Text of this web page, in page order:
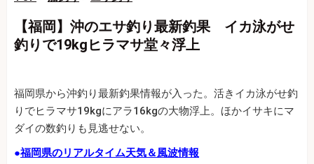
【福岡】沖のエサ釣り最新釣果 イカ泳がせ
釣りで19kgヒラマサ堂々浮上
福岡県から沖釣り最新釣果情報が入った。活きイカ泳がせ釣
りでヒラマサ19kgにアラ16kgの大物浮上。ほかイサキにマ
ダイの数釣りも見逃せない。
●福岡県のリアルタイム天気＆風波情報